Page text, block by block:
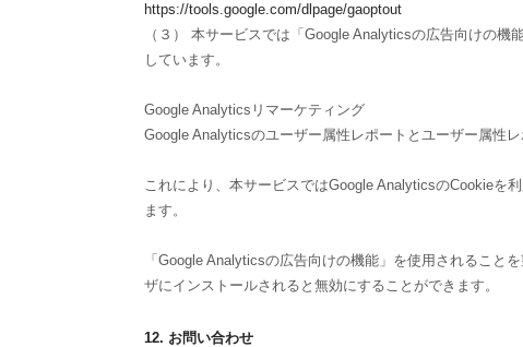
https://tools.google.com/dlpage/gaoptout
（３） 本サービスでは「Google Analyticsの広告向けの
しています。
Google Analyticsリマーケティング
Google Analyticsのユーザー属性レポートとユーザー属性
これにより、本サービスではGoogle AnalyticsのCookieを
ます。
「Google Analyticsの広告向けの機能」を使用されること
ザにインストールされると無効にすることができます。
12. お問い合わせ